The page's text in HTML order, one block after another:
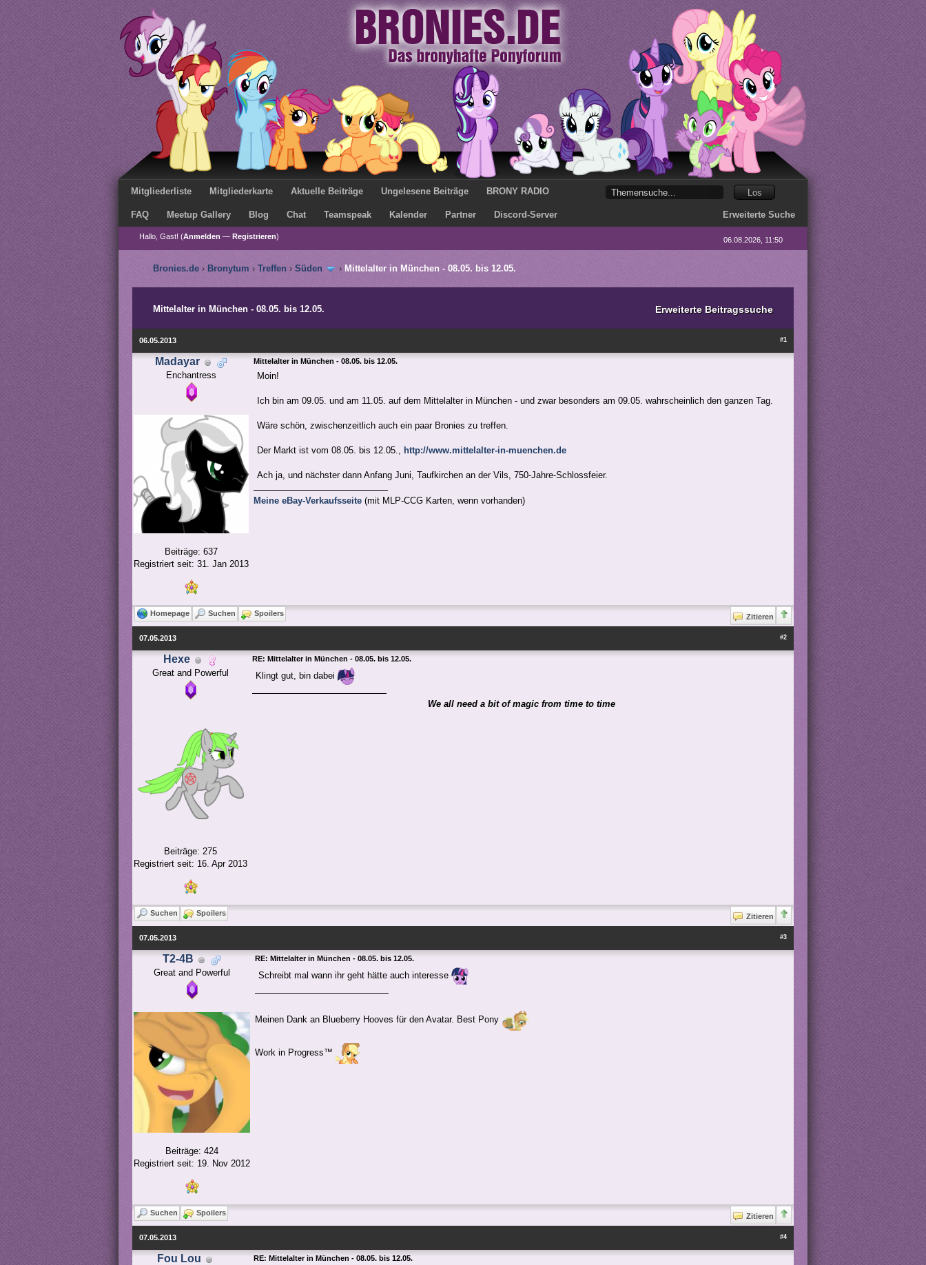
Mitgliederliste Mitgliederkarte Aktuelle Beiträge Ungelesene Beiträge BRONY RADIO
FAQ Meetup Gallery Blog Chat Teamspeak Kalender Partner Discord-Server Erweiterte Suche
Hallo, Gast! (Anmelden — Registrieren) 06.08.2026, 11:50
Bronies.de › Bronytum › Treffen › Süden › Mittelalter in München - 08.05. bis 12.05.
Erweiterte Beitragssuche
Mittelalter in München - 08.05. bis 12.05.
#1
06.05.2013
Madayar
Enchantress
Beiträge: 637
Registriert seit: 31. Jan 2013
Mittelalter in München - 08.05. bis 12.05.
Moin!
Ich bin am 09.05. und am 11.05. auf dem Mittelalter in München - und zwar besonders am 09.05. wahrscheinlich den ganzen Tag.
Wäre schön, zwischenzeitlich auch ein paar Bronies zu treffen.
Der Markt ist vom 08.05. bis 12.05., http://www.mittelalter-in-muenchen.de
Ach ja, und nächster dann Anfang Juni, Taufkirchen an der Vils, 750-Jahre-Schlossfeier.
Meine eBay-Verkaufsseite (mit MLP-CCG Karten, wenn vorhanden)
Homepage Suchen Spoilers Zitieren
#2
07.05.2013
Hexe
Great and Powerful
Beiträge: 275
Registriert seit: 16. Apr 2013
RE: Mittelalter in München - 08.05. bis 12.05.
Klingt gut, bin dabei
We all need a bit of magic from time to time
Suchen Spoilers Zitieren
#3
07.05.2013
T2-4B
Great and Powerful
Beiträge: 424
Registriert seit: 19. Nov 2012
RE: Mittelalter in München - 08.05. bis 12.05.
Schreibt mal wann ihr geht hätte auch interesse
Meinen Dank an Blueberry Hooves für den Avatar. Best Pony
Work in Progress™
Suchen Spoilers Zitieren
#4
07.05.2013
Fou Lou RE: Mittelalter in München - 08.05. bis 12.05.